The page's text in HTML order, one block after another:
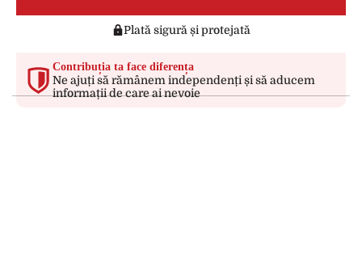
Plată sigură și protejată
Contribuția ta face diferența
Ne ajuți să rămânem independenți și să aducem
informații de care ai nevoie